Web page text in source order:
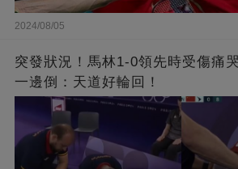
2024/08/05
突發狀況！馬林1-0領先時受傷痛
一邊倒：天道好輪回！